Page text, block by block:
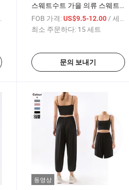
스웨트수트 가을 의류 스웨트
셔츠 상의와 바지 조깅 수트 여
성 여가 복장
FOB 가격: US$9.5-12.00 / 세트
최소 주문하다: 15 세트
문의 보내기
동영상